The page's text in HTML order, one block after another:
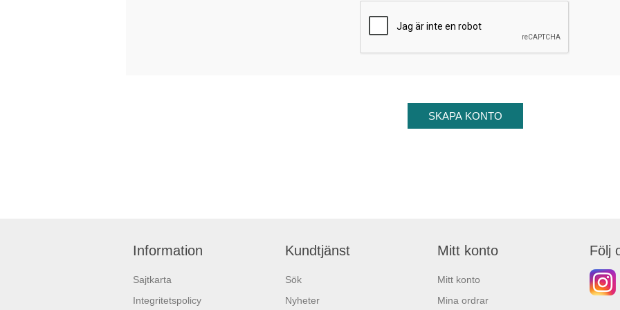
Information
Sajtkarta
Integritetspolicy
Kundtjänst
Sök
Nyheter
Mitt konto
Mitt konto
Mina ordrar
Följ